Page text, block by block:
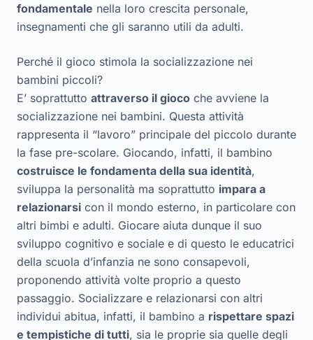
fondamentale nella loro crescita personale,
insegnamenti che gli saranno utili da adulti.
Perché il gioco stimola la socializzazione nei
bambini piccoli?
E’ soprattutto attraverso il gioco che avviene la
socializzazione nei bambini. Questa attività
rappresenta il “lavoro” principale del piccolo durante
la fase pre-scolare. Giocando, infatti, il bambino
costruisce le fondamenta della sua identità,
sviluppa la personalità ma soprattutto impara a
relazionarsi con il mondo esterno, in particolare con
altri bimbi e adulti. Giocare aiuta dunque il suo
sviluppo cognitivo e sociale e di questo le educatrici
della scuola d’infanzia ne sono consapevoli,
proponendo attività volte proprio a questo
passaggio. Socializzare e relazionarsi con altri
individui abitua, infatti, il bambino a rispettare spazi
e tempistiche di tutti, sia le proprie sia quelle degli